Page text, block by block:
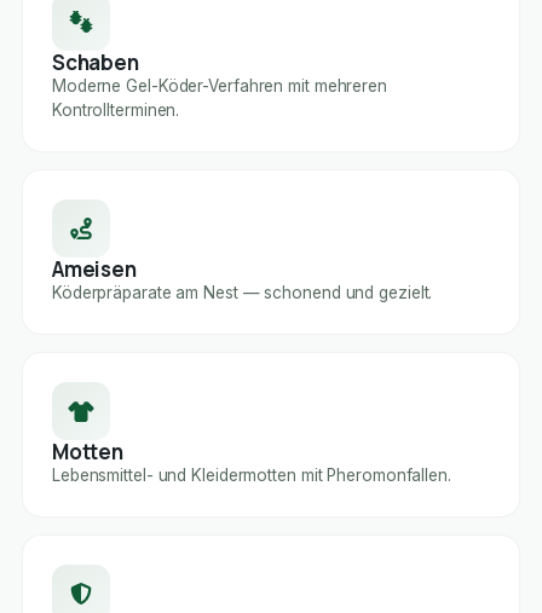
Schaben
Moderne Gel-Köder-Verfahren mit mehreren
Kontrollterminen.
Ameisen
Köderpräparate am Nest — schonend und gezielt.
Motten
Lebensmittel- und Kleidermotten mit Pheromonfallen.